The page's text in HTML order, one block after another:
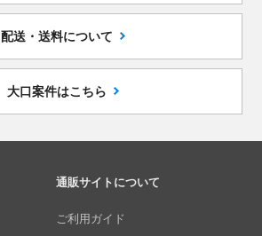
配送・送料について
大口案件はこちら
通販サイトについて
ご利用ガイド